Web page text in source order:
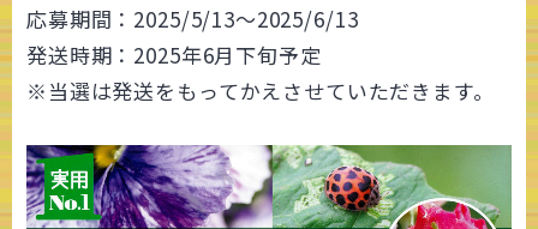
応募期間：2025/5/13～2025/6/13
発送時期：2025年6月下旬予定
※当選は発送をもってかえさせていただきます。